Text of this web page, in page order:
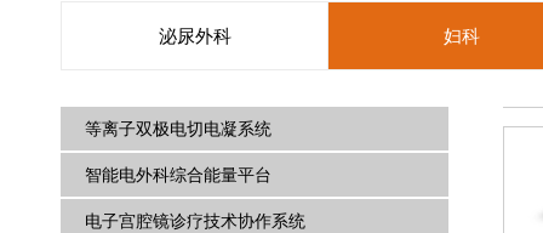
泌尿外科 妇科
等离子双极电切电凝系统
智能电外科综合能量平台
电子宫腔镜诊疗技术协作系统